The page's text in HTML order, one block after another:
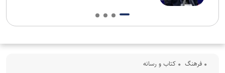
فرهنگ‌ کتاب و رسانه